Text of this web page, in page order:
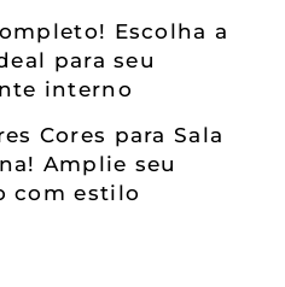
Escolha a
para seu
interno
Cores para Sala
Amplie seu
com estilo